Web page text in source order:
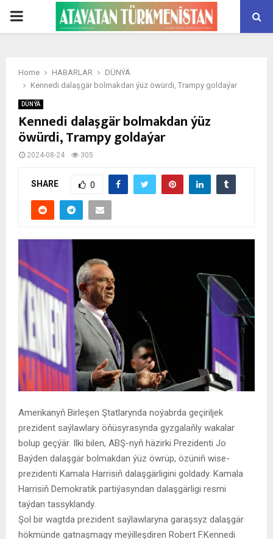
PRIMARY
Home HABARLAR
DÜNÝÄ
Kennedi dalaşgär bolmakdan ýüz öwürdi, Trampy goldaýar
DÜNÝÄ
Kennedi dalaşgär bolmakdan ýüz
öwürdi, Trampy goldaýar
2024-08-24 305
SHARE 0
Amerikanyň Birleşen Ştatlarynda noýabrda geçiriljek
prezident saýlawlary öňüsyrasynda gyzgalaňly wakalar
bolup geçýär. Ilki bilen, ABŞ-nyň häzirki Prezidenti Jo
Baýden dalaşgär bolmakdan ýüz öwrüp, özüniň wise-
prezidenti Kamala Harrisiň dalaşgärligini goldady. Kamala
Harrisiň Demokratik partiýasyndan dalaşgärligi resmi
taýdan tassyklandy.
Şol bir wagtda prezident saýlawlaryna garaşsyz dalaşgär
hökmünde gatnaşmagy meýilleşdiren Robert F.Kennedi